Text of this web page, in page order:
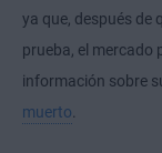
ya que, después de
prueba, el mercado
información sobre
muerto.